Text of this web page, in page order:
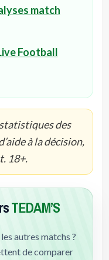
match
Football
des
à la décision,
18+.
TEDAM’S
autres matchs ?
de comparer